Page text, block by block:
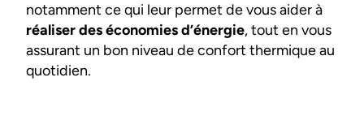
notamment ce qui leur permet de vous aider à
réaliser des économies d’énergie, tout en vous
assurant un bon niveau de confort thermique au
quotidien.